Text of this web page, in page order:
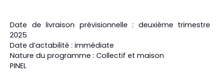
Date de livraison prévisionnelle : deuxième trimestre
2025
Date d’actabilité : immédiate
Nature du programme : Collectif et maison
PINEL